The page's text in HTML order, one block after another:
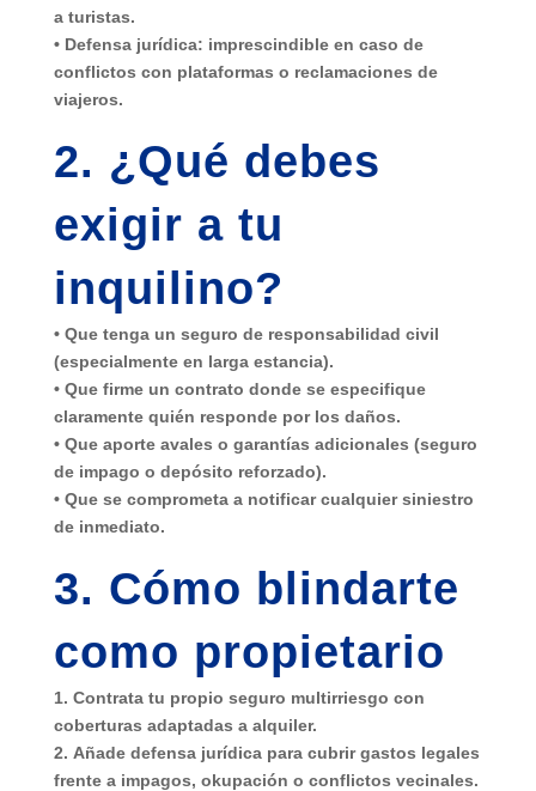
a turistas.
• Defensa jurídica: imprescindible en caso de
conflictos con plataformas o reclamaciones de
viajeros.
2. ¿Qué debes
exigir a tu
inquilino?
• Que tenga un seguro de responsabilidad civil
(especialmente en larga estancia).
• Que firme un contrato donde se especifique
claramente quién responde por los daños.
• Que aporte avales o garantías adicionales (seguro
de impago o depósito reforzado).
• Que se comprometa a notificar cualquier siniestro
de inmediato.
3. Cómo blindarte
como propietario
1. Contrata tu propio seguro multirriesgo con
coberturas adaptadas a alquiler.
2. Añade defensa jurídicapara cubrir gastos legales
frente a impagos, okupación o conflictos vecinales.